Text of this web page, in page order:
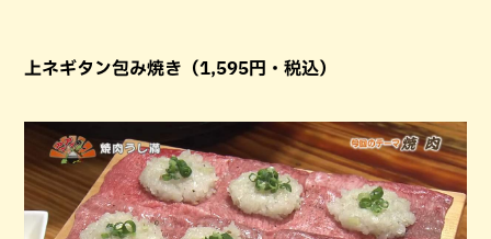
上ネギタン包み焼き（1,595円・税込）